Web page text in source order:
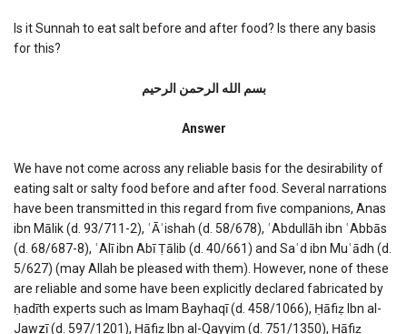
Is it Sunnah to eat salt before and after food? Is there any basis
for this?
بسم الله الرحمن الرحیم
Answer
We have not come across any reliable basis for the desirability of
eating salt or salty food before and after food. Several narrations
have been transmitted in this regard from five companions, Anas
ibn Mālik (d. 93/711-2), ʿĀʾishah (d. 58/678), ʿAbdullāh ibn ʿAbbās
(d. 68/687-8), ʿAlī ibn Abī Ṭālib (d. 40/661) and Saʿd ibn Muʿādh (d.
5/627) (may Allah be pleased with them). However, none of these
are reliable and some have been explicitly declared fabricated by
ḥadīth experts such as Imam Bayhaqī (d. 458/1066), Ḥāfiẓ Ibn al-
Jawzī (d. 597/1201), Ḥāfiẓ Ibn al-Qayyim (d. 751/1350), Ḥāfiẓ